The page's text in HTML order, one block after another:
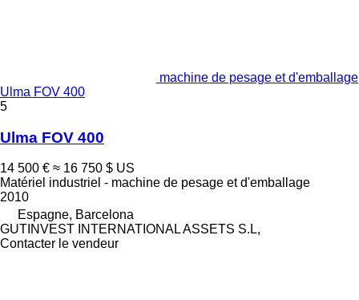
machine de pesage et d'emballage
Ulma FOV 400
5
Ulma FOV 400
14 500 € ≈ 16 750 $ US
Matériel industriel - machine de pesage et d'emballage
2010
Espagne, Barcelona
GUTINVEST INTERNATIONAL ASSETS S.L,
Contacter le vendeur